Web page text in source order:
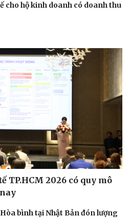
cho hộ kinh doanh có doanh thu
TP.HCM 2026 có quy mô
bình tại Nhật Bản đón lượng